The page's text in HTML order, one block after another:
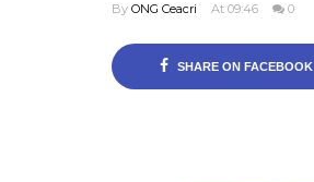
By ONG Ceacri At 09:46 0
SHARE ON FACEBOOK